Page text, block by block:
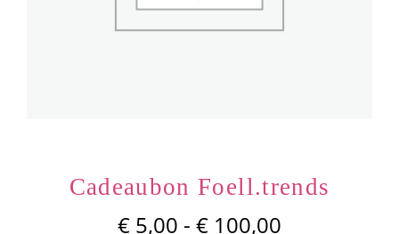
Cadeaubon Foell.trends
€ 5,00 - € 100,00